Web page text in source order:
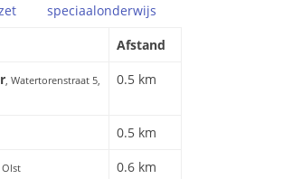
speciaalonderwijs
Afstand
, Watertorenstraat 5,
0.5 km
0.5 km
Olst
0.6 km